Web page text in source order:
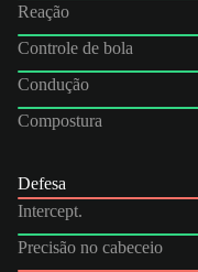
Reação
Controle de bola
Condução
Compostura
Defesa
Intercept.
Precisão no cabeceio